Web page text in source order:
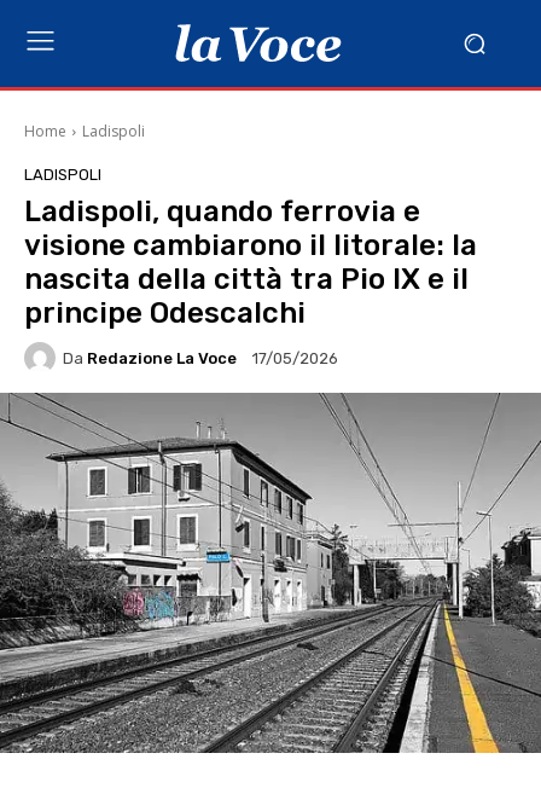
Home Ladispoli
LADISPOLI
Ladispoli, quando ferrovia e
visione cambiarono il litorale: la
nascita della città tra Pio IX e il
principe Odescalchi
Da Redazione La Voce 17/05/2026